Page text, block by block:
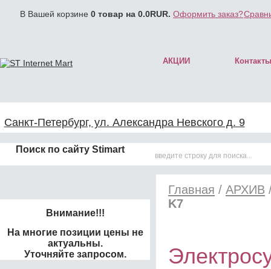
В Вашей корзине 0 товар на 0.0RUR. Оформить заказ?
АКЦИИ Контакты
Санкт-Петербург, ул. Александра Невского д. 9
Поиск по сайту Stimart
Внимание!!!
На многие позиции цены не
актуальны.
Уточняйте запросом.
Главная / АРХИВ
K7